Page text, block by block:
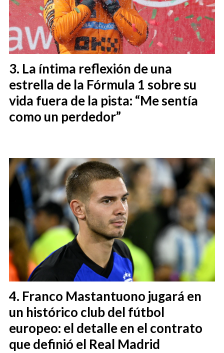
La íntima reflexión de una
estrella de la Fórmula 1 sobre su
vida fuera de la pista: “Me sentía
como un perdedor”
Franco Mastantuono jugará en
un histórico club del fútbol
europeo: el detalle en el contrato
que definió el Real Madrid